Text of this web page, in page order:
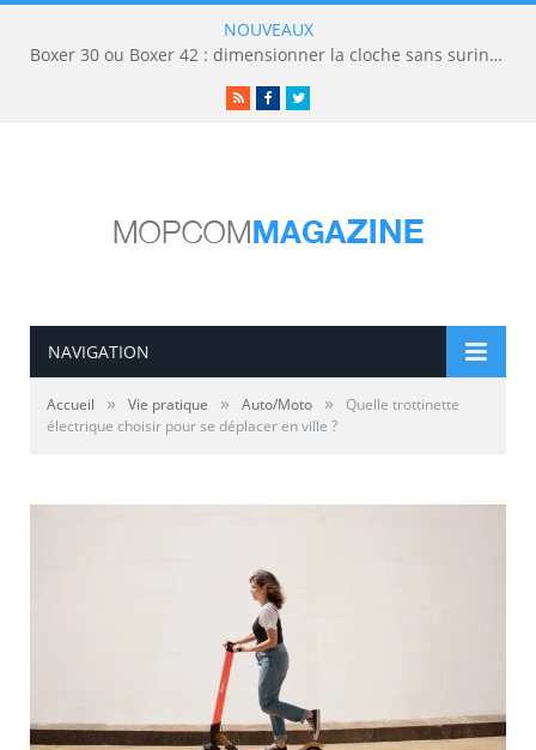
NOUVEAUX
Boxer 30 ou Boxer 42 : dimensionner la cloche sans surinvestir
RSSFacebookTwitter
NAVIGATION
Accueil » Vie pratique » Auto/Moto »
Quelle trottinette
électrique choisir pour se déplacer en ville ?